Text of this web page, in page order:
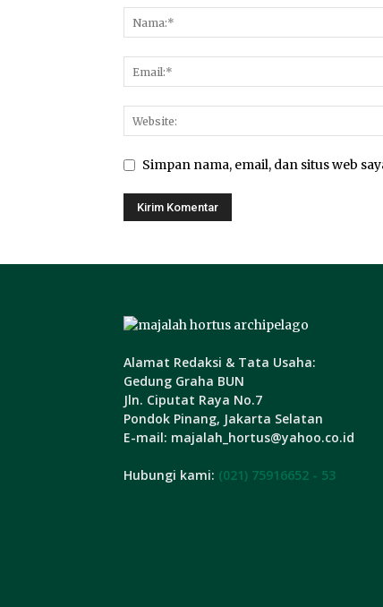
Simpan nama, email, dan situs web
Alamat Redaksi & Tata Usaha:
Gedung Graha BUN
Jln. Ciputat Raya No.7
Pondok Pinang, Jakarta Selatan
E-mail: majalah_hortus@yahoo.co.id
Hubungi kami: (021) 75916652 - 53